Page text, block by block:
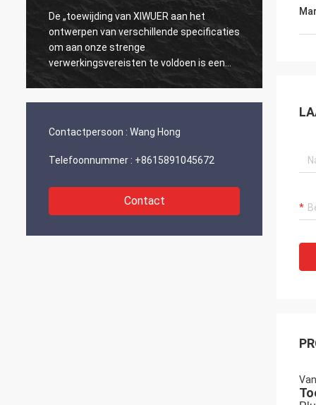
De „toewijding van XIWUER aan het
ontwerpen van verschillende specificaties
om aan onze strenge
verwerkingsvereisten te voldoen is een
testament aan onze jaren van onderzoek
Contactpersoon : Wang Hong
Telefoonnummer : +8615891045672
Contact